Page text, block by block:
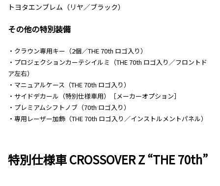
トヨタエンブレム（リヤ／ブラック）
その他の特別装備
・クラウン専用キー（2個／THE 70th ロゴ入り）
・プロジェクションカーテシイルミ（THE 70th ロゴ入り／フロントド
ア左右）
・マニュアルケース（THE 70th ロゴ入り）
・サイドデカール（特別仕様車用）［メーカーオプション］
・プレミアムシフトノブ（70th ロゴ入り）
・専用レーザー加飾（THE 70th ロゴ入り／インストルメントパネル）
特別仕様車 CROSSOVER Z “THE 70th”